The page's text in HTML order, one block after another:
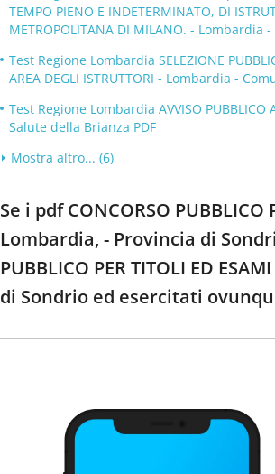
TEMPO PIENO E INDETERMINATO, DI
METROPOLITANA DI MILANO. -
Test Regione Lombardia SELEZIONE
AREA DEGLI ISTRUTTORI - Lombardia -
Test Regione Lombardia AVVISO
Salute della Brianza PDF
Mostra altro... (6)
Se i pdf CONCORSO PUBBLICO
Lombardia, - Provincia di
PUBBLICO PER TITOLI ED
di Sondrio ed esercitati